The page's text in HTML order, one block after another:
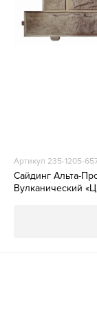
Артикул 235-1205-
Сайдинг Альта-
Вулканический